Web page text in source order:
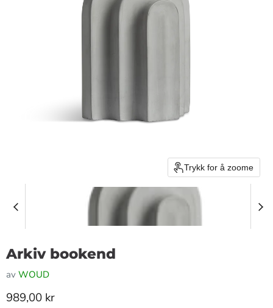
Trykk for å zoome
Arkiv bookend
av WOUD
Gjeldende pris
989,00 kr